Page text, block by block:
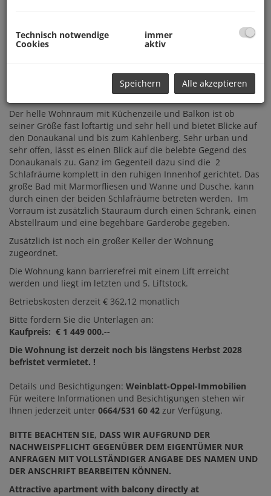
Schwedenplatz!
Zum Verkauf gelangt eine großzügig angelegte
Eigentumswohnung in zentraler Lage im 1. Bezirk.
Der helle Wohnraum mit Küchenzeile und Balkon ist ob
seiner Größe fast loftartig und sehr hell und bietet Blicke auf
den Donaukanal und bis zum Kahlenberg. Sehr urban und
sehr offen, lässt es einen Blick auf die belebte Gegend des
Donaukanals zu. Ganz im Gegenteil dazu sind die 2
Schlafräume komplett in den ruhigen Innenhof gerichtet. Das
große Bad mit Marmorfliesen und Wanne und Dusche, kann
durch einen der beiden Schlafräume betreten werden. Im
Vorraum ist zusätzlich Stauraum durch einen Schrank, einen
Abstellraum und eine begehbare Garderobe gegeben.
Zusätzlich ist noch ein großer Keller der Wohnung
zugeordnet.
Die Wohnung kann barrierefrei mit einem Lift erreicht
werden und liegt im letzten und 5. Liftstock.
Betriebskosten derzeit € 362,12 monatlich
Bitte fordern Sie die Unterlagen an:
Kaufpreis: € 1 449 000.--
Die Wohnung ist derzeit noch bis längstens Herbst 2028
befristet vermietet. !
Details und Besichtigungen: Weinblatt-Oppel-Immobilien
Für weitere Informationen und Besichtigungen stehen wir
Ihnen jederzeit unter 0664/531 60 42 zur Verfügung.
BITTE BEACHTEN SIE, DASS WIR AUFGRUND DER
NACHWEISPFLICHT GEGENÜBER DEM EIGENTÜMER NUR
ANFRAGEN MIT VOLLSTÄNDIGER ANGABE DES NAMEN UND
DER ANSCHRIFT BEARBEITEN KÖNNEN.
Attractive apartment with balcony directly at
Technisch notwendige
Cookies
immer
aktiv
Speichern Alle akzeptieren